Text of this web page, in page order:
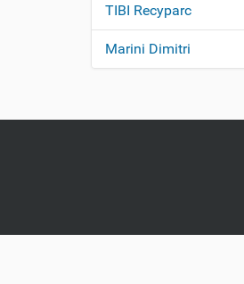
TIBI Recyparc
Marini Dimitri